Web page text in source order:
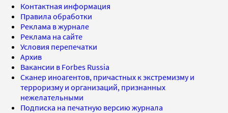
Контактная информация
Правила обработки
Реклама в журнале
Реклама на сайте
Условия перепечатки
Архив
Вакансии в Forbes Russia
Сканер иноагентов, причастных к экстремизму и
терроризму и организаций, признанных
нежелательными
Подписка на печатную версию журнала